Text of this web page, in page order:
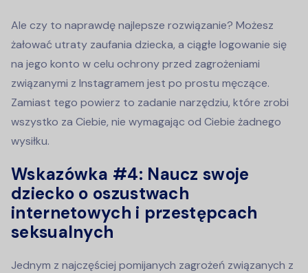
Ale czy to naprawdę najlepsze rozwiązanie? Możesz
żałować utraty zaufania dziecka, a ciągłe logowanie się
na jego konto w celu ochrony przed zagrożeniami
związanymi z Instagramem jest po prostu męczące.
Zamiast tego powierz to zadanie narzędziu, które zrobi
wszystko za Ciebie, nie wymagając od Ciebie żadnego
wysiłku.
Wskazówka #4: Naucz swoje
dziecko o oszustwach
internetowych i przestępcach
seksualnych
Jednym z najczęściej pomijanych zagrożeń związanych z